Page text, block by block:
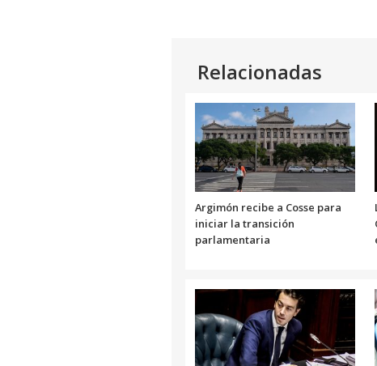
Relacionadas
Argimón recibe a Cosse para
iniciar la transición
parlamentaria